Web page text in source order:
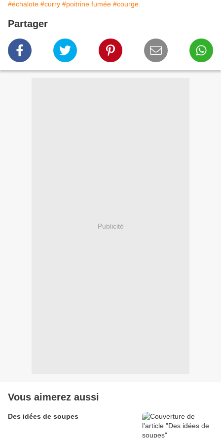
#échalote #curry #poitrine fumée #courge.
Partager
Publicité
Vous aimerez aussi
Des idées de soupes